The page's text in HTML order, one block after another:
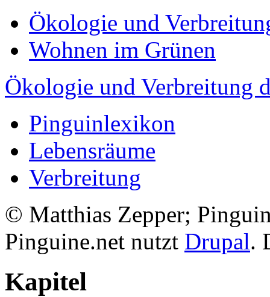
Ökologie und
Wohnen im Grünen
Ökologie und Verbreitung
Pinguinlexikon
Lebensräume
Verbreitung
© Matthias Zepper;
Pinguine.net nutzt Drupal.
Kapitel